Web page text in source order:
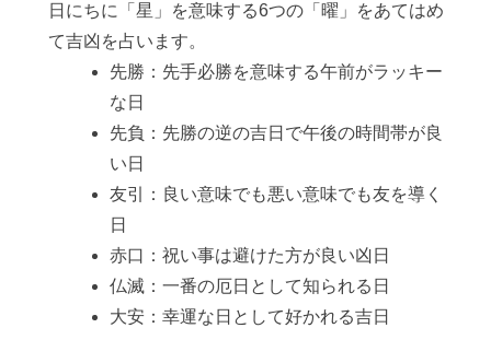
日にちに「星」を意味する6つの「曜」をあてはめ
て吉凶を占います。
先勝：先手必勝を意味する午前がラッキー
な日
先負：先勝の逆の吉日で午後の時間帯が良
い日
友引：良い意味でも悪い意味でも友を導く
日
赤口：祝い事は避けた方が良い凶日
仏滅：一番の厄日として知られる日
大安：幸運な日として好かれる吉日